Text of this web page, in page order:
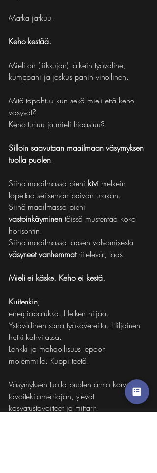
Matka jatkuu.
Keho kestää.
Mieli on (liikkujan) tärkein työväline,
kumppani ja joskus pahin vihollinen.
Mitä tapahtuu kun sekä mieli että keho
väsyvät?
Keho turtuu ja mieli hidastuu?
Silloin saavutaan maailmaan väsymyksen
tuolla puolen.
Siinä maailmassa pieni kivi melkein
lopettaa seitsemän päivän urakan.
Siinä maailmassa pieni
vastoinkäyminen töissä mustentaa koko
horisontin.
Siinä maailmassa lapsen valvomisesta
väsyneet vanhemmat riitelevät, taas.
Mieli ei käske. Keho ei kestä.
Kuitenkin;
energiapatukka. Hetken hiljaa.
Ystävällinen sana työkavereilta. Hiljainen
hetki kahvilassa.
Lenkki ja mahdollisuus lepoon
molemmille. Kuppi teetä.
Väsymyksen tuolla puolen armo korvaa
tavoitekilometriajan, ylevät
kasvatustavoitteet ja mittarit.